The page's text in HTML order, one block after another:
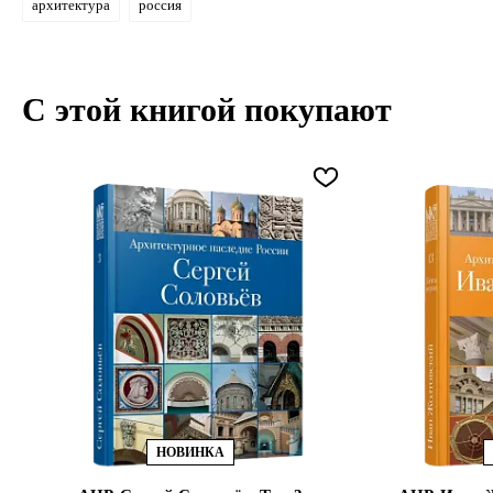
архитектура россия
С этой книгой покупают
НОВИНКА